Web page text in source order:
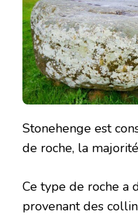
Stonehenge est
de roche, la
Ce type de roche a
provenant des